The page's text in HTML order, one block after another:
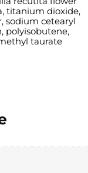
titanium dioxide,
sodium cetearyl
polyisobutene,
taurate